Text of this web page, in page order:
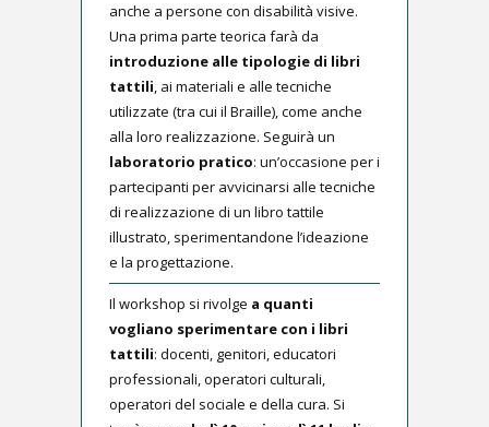
anche a persone con disabilità visive.
Una prima parte teorica farà da
introduzione alle tipologie di libri
tattili, ai materiali e alle tecniche
utilizzate (tra cui il Braille), come anche
alla loro realizzazione. Seguirà un
laboratorio pratico: un’occasione per i
partecipanti per avvicinarsi alle tecniche
di realizzazione di un libro tattile
illustrato, sperimentandone l’ideazione
e la progettazione.
Il workshop si rivolge a quanti
vogliano sperimentare con i libri
tattili: docenti, genitori, educatori
professionali, operatori culturali,
operatori del sociale e della cura. Si